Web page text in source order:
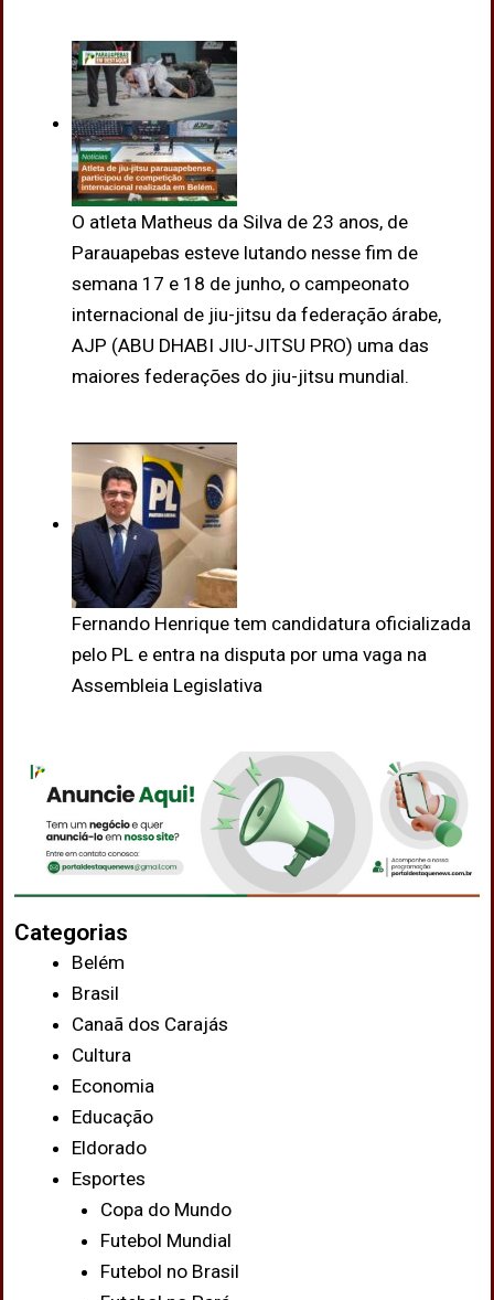
O atleta Matheus da Silva de 23 anos, de
Parauapebas esteve lutando nesse fim de
semana 17 e 18 de junho, o campeonato
internacional de jiu-jitsu da federação árabe,
AJP (ABU DHABI JIU-JITSU PRO) uma das
maiores federações do jiu-jitsu mundial.
Fernando Henrique tem candidatura oficializada
pelo PL e entra na disputa por uma vaga na
Assembleia Legislativa
Categorias
Belém
Brasil
Canaã dos Carajás
Cultura
Economia
Educação
Eldorado
Esportes
Copa do Mundo
Futebol Mundial
Futebol no Brasil